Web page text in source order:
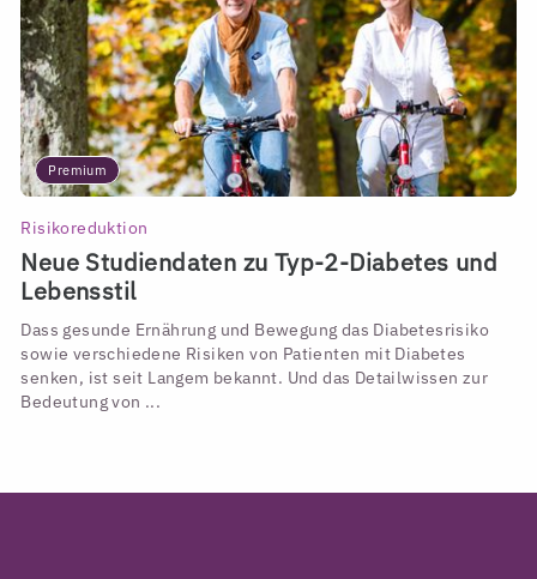
Premium
Risikoreduktion
Neue Studiendaten zu Typ-2-Diabetes und
Lebensstil
Dass gesunde Ernährung und Bewegung das Diabetesrisiko
sowie verschiedene Risiken von Patienten mit Diabetes
senken, ist seit Langem bekannt. Und das Detailwissen zur
Bedeutung von ...